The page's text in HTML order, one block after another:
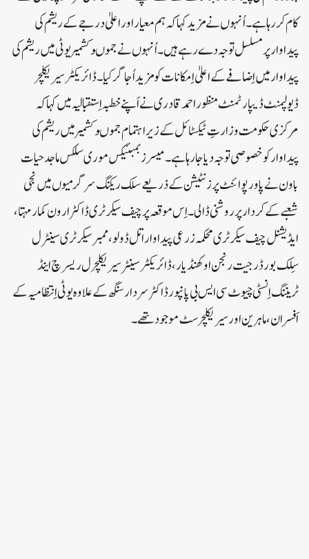
کام کر رہا ہے۔اُنہوں نے مزید کہا کہ ہم معیار او راعلیٰ درجے کے ریشم کی
پیداوار پر مسلسل توجہ دے رہے ہیں۔اُنہوں نے جموںوکشمیر یوٹی میں ریشم کی
پیداوار میں اِضافے کے اعلیٰ اِمکانات کو مزید اُجاگر کیا۔ڈائریکٹر سیریکلچر
ڈیولپمنٹ ڈیپارٹمنٹ منظور احمد قادری نے اَپنے خطبہ اِستقبالیہ میں کہا کہ
مرکزی حکومت وزارتِ ٹیکسٹائل کے زیر اہتمام جموںوکشمیر میں ریشم کی
پیداوارکو خصوصی توجہ دیاجارہا ہے۔میسرز بمبئیکس موری سلکس ماجد حیات
باون نے پاورپوائنٹ پرزنٹیشن کے ذریعے سلک ریلنگ سرگرمیوں میں نجی
شعبے کے کردار پر روشنی ڈالی۔اِس موقعہ پر چیف سیکرٹری ڈاکٹر ارون کمار مہتا ،
ایڈیشنل چیف سیکرٹری محکمہ زرعی پیداوار اتل ڈولو ، ممبر سیکرٹری سینٹر ل
سِلک بورڈ رجیت رنجن او کھنڈیار ، ڈائریکٹر سینٹر سیریکلچر ل ریسرچ اینڈ
ٹریننگ اِنسٹی چیوٹ سی ایس بی پانپور ڈاکٹر سردار سنگھ کے علاوہ یوٹی اِنتظامیہ کے
اَفسران ، ماہرین اور سیریکلچر سٹ موجود تھے۔